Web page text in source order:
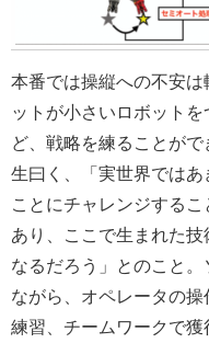
本番では操縦への不安
ットが小さいロボット
ど、戦略を練ることが
生曰く、「実世界では
ことにチャレンジする
あり、ここで生まれた
なるだろう」とのこと
ながら、オペレータの
練習、チームワークで獲